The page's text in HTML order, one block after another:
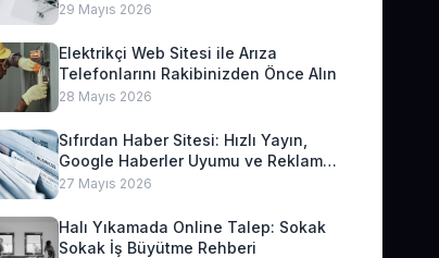
29 Mayıs 2026
Elektrikçi Web Sitesi ile Arıza
Telefonlarını Rakibinizden Önce Alın
28 Mayıs 2026
Sıfırdan Haber Sitesi: Hızlı Yayın,
Google Haberler Uyumu ve Reklam
Geliri
27 Mayıs 2026
Halı Yıkamada Online Talep: Sokak
Sokak İş Büyütme Rehberi